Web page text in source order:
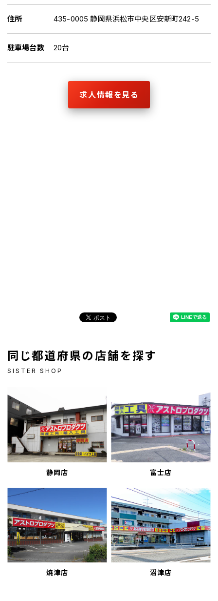
住所 435-0005 静岡県浜松市中央区安新町242-5
駐車場台数 20台
求人情報を見る
同じ都道府県の店舗を探す
SISTER SHOP
静岡店 富士店
焼津店 沼津店